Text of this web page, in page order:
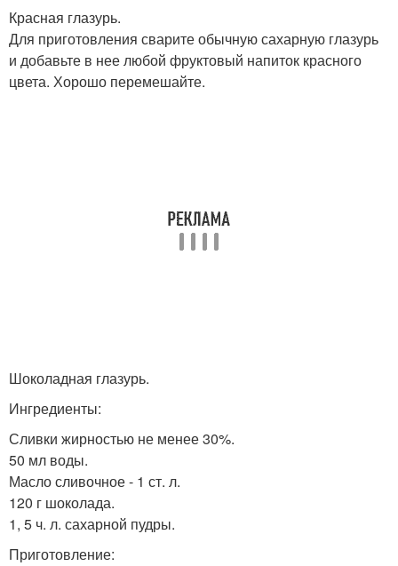
Красная глазурь.
Для приготовления сварите обычную сахарную глазурь
и добавьте в нее любой фруктовый напиток красного
цвета. Хорошо перемешайте.
Шоколадная глазурь.
Ингредиенты:
Сливки жирностью не менее 30%.
50 мл воды.
Масло сливочное - 1 ст. л.
120 г шоколада.
1, 5 ч. л. сахарной пудры.
Приготовление: